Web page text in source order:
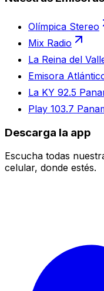
Olímpica Stereo
Mix Radio
La Reina del
Emisora
La KY 92.5
Play 103.7
Descarga la app
Escucha todas
celular, donde estés.